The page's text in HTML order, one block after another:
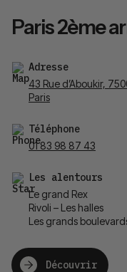
Paris 2ème
Adresse
43 Rue d’Aboukir,
Paris
Téléphone
01 83 98 87 43
Les alentours
Le grand Rex
Rivoli – Les halles
Les grands
Découvrir